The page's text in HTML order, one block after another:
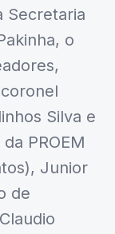
Secretaria
o
Silva e
PROEM
Junior
de